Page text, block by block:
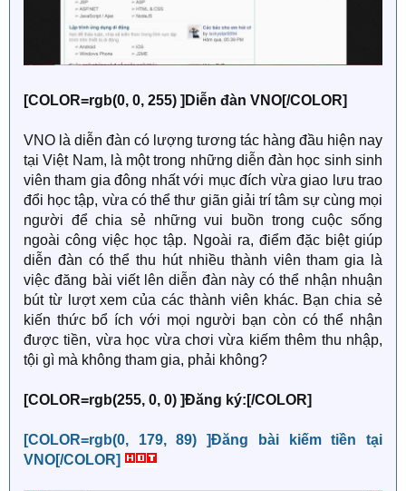
[COLOR=rgb(0, 0, 255) ]Diễn đàn VNO[/COLOR]
VNO là diễn đàn có lượng tương tác hàng đầu hiện nay
tại Việt Nam, là một trong những diễn đàn học sinh sinh
viên tham gia đông nhất với mục đích vừa giao lưu trao
đổi học tập, vừa có thể thư giãn giải trí tâm sự cùng mọi
người để chia sẻ những vui buồn trong cuộc sống
ngoài công việc học tập. Ngoài ra, điểm đặc biệt giúp
diễn đàn có thể thu hút nhiều thành viên tham gia là
việc đăng bài viết lên diễn đàn này có thể nhận nhuận
bút từ lượt xem của các thành viên khác. Bạn chia sẻ
kiến thức bổ ích với mọi người bạn còn có thể nhận
được tiền, vừa học vừa chơi vừa kiếm thêm thu nhập,
tội gì mà không tham gia, phải không?
[COLOR=rgb(255, 0, 0) ]Đăng ký:[/COLOR]
[COLOR=rgb(0, 179, 89) ]Đăng bài kiếm tiền tại
VNO[/COLOR]